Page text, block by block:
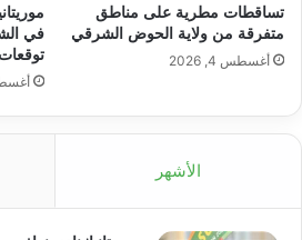
تساقطات مطرية على مناطق
متفرقة من ولاية الحوض الشرقي
أغسطس 4, 2026
في
أغسطس
الأشهر